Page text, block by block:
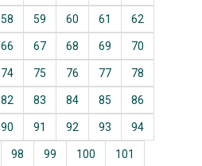
58 59 60 61 62
66 67 68 69 70
74 75 76 77 78
82 83 84 85 86
90 91 92 93 94
98 99 100 101